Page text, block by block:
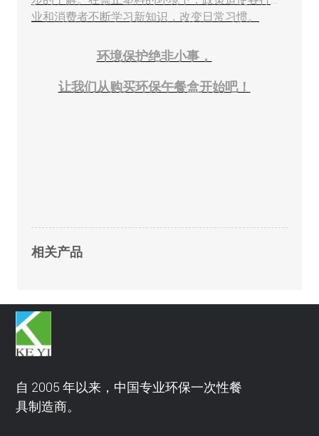
业和消费者不断学习新知识，改变日常习惯。
环境保护绝非小事，
让我们从购买环保午餐盒开始吧！
相关产品
自 2005 年以来，中国专业环保一次性餐
具制造商。